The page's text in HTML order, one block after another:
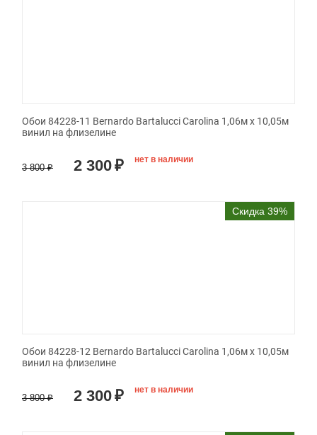
Обои 84228-11 Bernardo Bartalucci Carolina 1,06м х 10,05м
винил на флизелине
3 800 ₽ 2 300₽ нет в наличии
Скидка 39%
Обои 84228-12 Bernardo Bartalucci Carolina 1,06м х 10,05м
винил на флизелине
3 800 ₽ 2 300₽ нет в наличии